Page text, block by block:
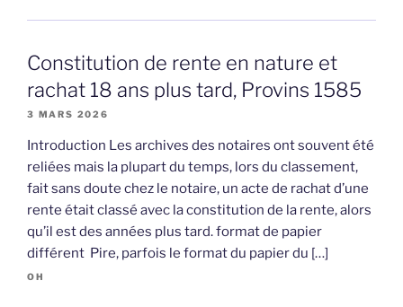
Constitution de rente en nature et
rachat 18 ans plus tard, Provins 1585
3 MARS 2026
Introduction Les archives des notaires ont souvent été
reliées mais la plupart du temps, lors du classement,
fait sans doute chez le notaire, un acte de rachat d’une
rente était classé avec la constitution de la rente, alors
qu’il est des années plus tard. format de papier
différent Pire, parfois le format du papier du […]
OH